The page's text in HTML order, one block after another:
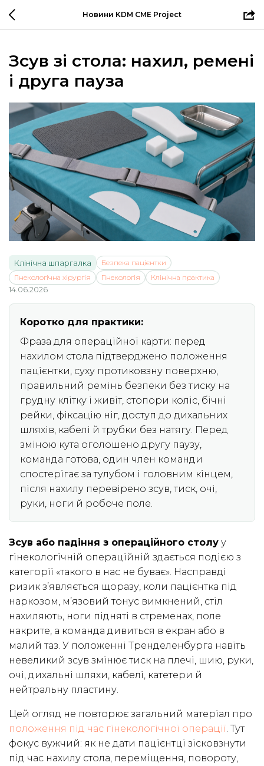
Новини KDM CME Project
Зсув зі стола: нахил, ремені
і друга пауза
Клінічна шпаргалка
Безпека пацієнтки
Гінекологічна хірургія
Гінекологія Клінічна практика
14.06.2026
Коротко для практики:
Фраза для операційної карти: перед
нахилом стола підтверджено положення
пацієнтки, суху протиковзну поверхню,
правильний ремінь безпеки без тиску на
грудну клітку і живіт, стопори коліс, бічні
рейки, фіксацію ніг, доступ до дихальних
шляхів, кабелі й трубки без натягу. Перед
зміною кута оголошено другу паузу,
команда готова, один член команди
спостерігає за тулубом і головним кінцем,
після нахилу перевірено зсув, тиск, очі,
руки, ноги й робоче поле.
Зсув або падіння з операційного столу у
гінекологічній операційній здається подією з
категорії «такого в нас не буває». Насправді
ризик з’являється щоразу, коли пацієнтка під
наркозом, м’язовий тонус вимкнений, стіл
нахиляють, ноги підняті в стременах, поле
накрите, а команда дивиться в екран або в
малий таз. У положенні Тренделенбурга навіть
невеликий зсув змінює тиск на плечі, шию, руки,
очі, дихальні шляхи, кабелі, катетери й
нейтральну пластину.
Цей огляд не повторює загальний матеріал про
положення під час гінекологічної операції. Тут
фокус вужчий: як не дати пацієнтці зісковзнути
під час нахилу стола, переміщення, повороту,